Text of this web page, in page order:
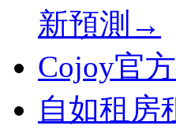
新預測→
Cojoy官
自如租房